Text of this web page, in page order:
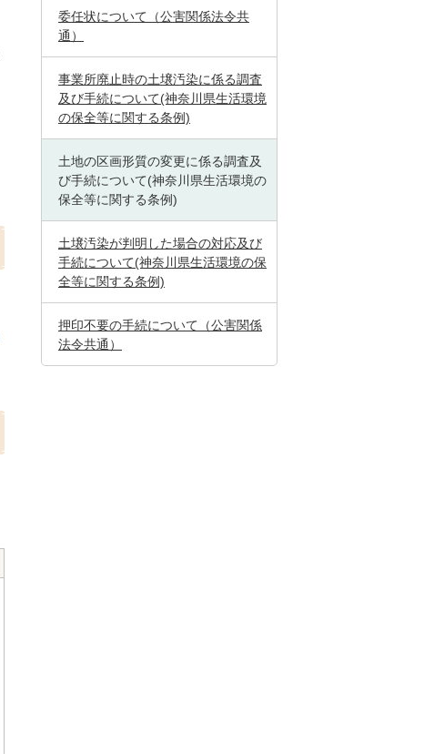
委任状について（公害関係法令共
通）
事業所廃止時の土壌汚染に係る調査
及び手続について(神奈川県生活環境
の保全等に関する条例)
土地の区画形質の変更に係る調査及
び手続について(神奈川県生活環境の
保全等に関する条例)
土壌汚染が判明した場合の対応及び
手続について(神奈川県生活環境の保
全等に関する条例)
押印不要の手続について（公害関係
法令共通）